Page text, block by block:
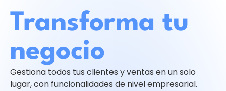
Transforma tu
negocio
Gestiona todos tus clientes y ventas en un solo
lugar, con funcionalidades de nivel empresarial.